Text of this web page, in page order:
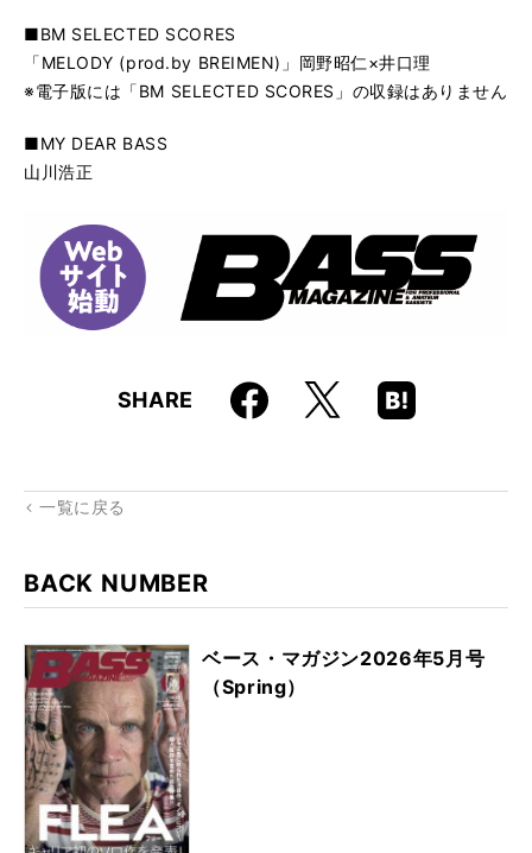
■BM SELECTED SCORES
「MELODY (prod.by BREIMEN)」岡野昭仁×井口理
※電子版には「BM SELECTED SCORES」の収録はありません
■MY DEAR BASS
山川浩正
SHARE Faceboo
k
X
Hatena
Boo
一覧に戻る
BACK NUMBER
ベース・マガジン2026年5月号
（Spring）